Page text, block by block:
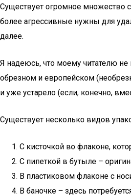
Существует огромное множество
более агрессивные нужны для
далее.
Я надеюсь, что моему читателю не
обрезном и европейском
и уже устарело (если, конечно,
Существует несколько видов
С кисточкой во флаконе,
С пипеткой в бутыле –
В пластиковом флаконе с
В баночке – здесь